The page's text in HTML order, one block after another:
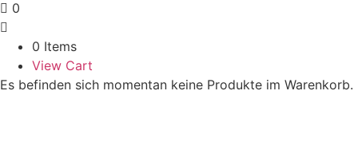
0
0 Items
View Cart
Es befinden sich momentan keine Produkte im Warenkorb.